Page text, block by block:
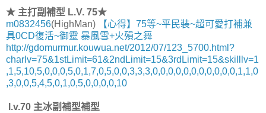
★ 主打副補型 L.V. 75★
m0832456(HighMan)
【心得】75等~平民裝~超可愛打補兼
具0CD復活~御靈 暴風雪+火殞之舞
http://gdomurmur.kouwua.net/2012/07/123_5700.html?
charlv=75&1stLimit=61&2ndLimit=15&3rdLimit=15&skilllv=1
,1,5,10,5,0,0,0,5,0,1,7,0,5,0,0,3,3,3,0,0,0,0,0,0,0,0,0,0,0,1,1,0
,3,0,0,5,4,5,0,1,0,5,0,0,0,0,10
l.v.70 主冰副補型補型